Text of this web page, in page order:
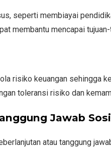
seperti membiayai
membantu mencapai
risiko keuangan sehingga
toleransi risiko dan
Jawab
atau tanggung